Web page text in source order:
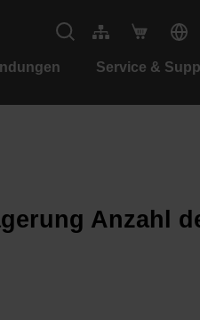
Service &
Anzahl